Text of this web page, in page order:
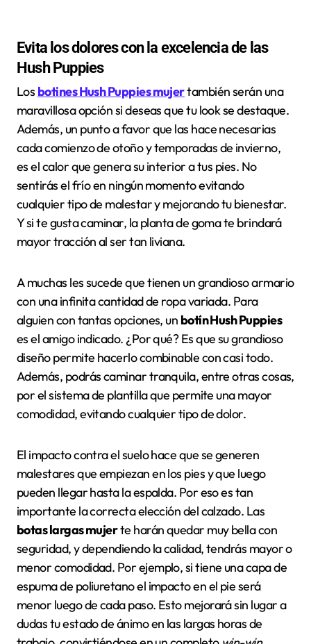
Evita los dolores con la excelencia de las
Hush Puppies
Los botines Hush Puppies mujertambién serán una
maravillosa opción si deseas que tu look se destaque.
Además, un punto a favor que las hace necesarias
cada comienzo de otoño y temporadas de invierno,
es el calor que genera su interior a tus pies. No
sentirás el frío en ningún momento evitando
cualquier tipo de malestar y mejorando tu bienestar.
Y si te gusta caminar, la planta de goma te brindará
mayor tracción al ser tan liviana.
A muchas les sucede que tienen un grandioso armario
con una infinita cantidad de ropa variada. Para
alguien con tantas opciones, un botín Hush Puppies
es el amigo indicado. ¿Por qué? Es que su grandioso
diseño permite hacerlo combinable con casi todo.
Además, podrás caminar tranquila, entre otras cosas,
por el sistema de plantilla que permite una mayor
comodidad, evitando cualquier tipo de dolor.
El impacto contra el suelo hace que se generen
malestares que empiezan en los pies y que luego
pueden llegar hasta la espalda. Por eso es tan
importante la correcta elección del calzado. Las
botas largas mujerte harán quedar muy bella con
seguridad, y dependiendo la calidad, tendrás mayor o
menor comodidad. Por ejemplo, si tiene una capa de
espuma de poliuretano el impacto en el pie será
menor luego de cada paso. Esto mejorará sin lugar a
dudas tu estado de ánimo en las largas horas de